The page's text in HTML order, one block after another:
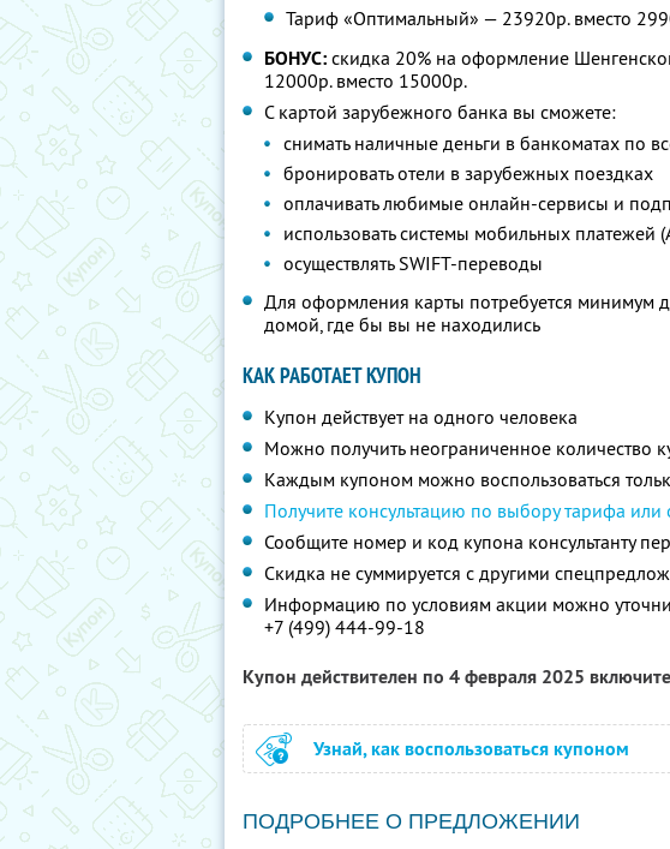
Тариф «Оптимальный» — 23920р. вместо
БОНУС: скидка 20% на оформление
12000р. вместо 15000р.
С картой зарубежного банка вы сможете:
снимать наличные деньги в банкоматах по
бронировать отели в зарубежных поездках
оплачивать любимые онлайн-сервисы и
использовать системы мобильных платежей
осуществлять SWIFT-переводы
Для оформления карты потребуется минимум
домой, где бы вы не находились
КАК РАБОТАЕТ КУПОН
Купон действует на одного человека
Можно получить неограниченное количество
Каждым купоном можно воспользоваться
Получите консультацию по выбору тарифа или
Сообщите номер и код купона консультанту
Скидка не суммируется с другими
Информацию по условиям акции можно
+7 (499) 444-99-18
Купон действителен по 4 февраля 2025
Узнай, как воспользоваться купоном
ПОДРОБНЕЕ О ПРЕДЛОЖЕНИИ